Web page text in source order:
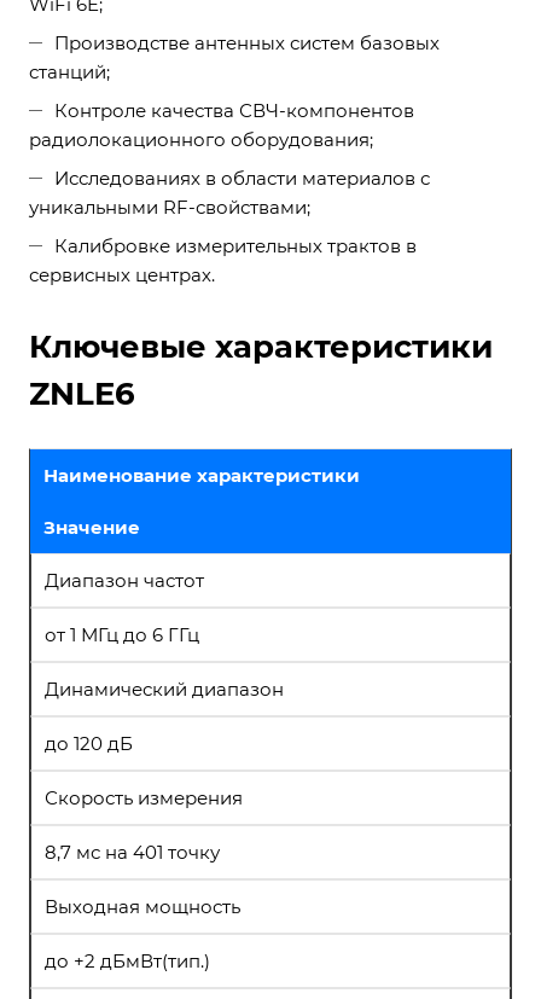
Производстве антенных систем базовых
станций;
Контроле качества СВЧ-компонентов
радиолокационного оборудования;
Исследованиях в области материалов с
уникальными RF-свойствами;
Калибровке измерительных трактов в
сервисных центрах.
Ключевые характеристики
ZNLE6
Наименование характеристики
Значение
Диапазон частот
от 1 МГц до 6 ГГц
Динамический диапазон
до 120 дБ
Скорость измерения
8,7 мс на 401 точку
Выходная мощность
до +2 дБмВт(тип.)